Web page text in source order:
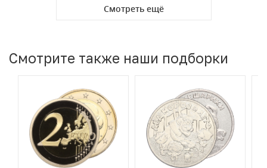
Смотреть ещё
Смотрите также наши подборки